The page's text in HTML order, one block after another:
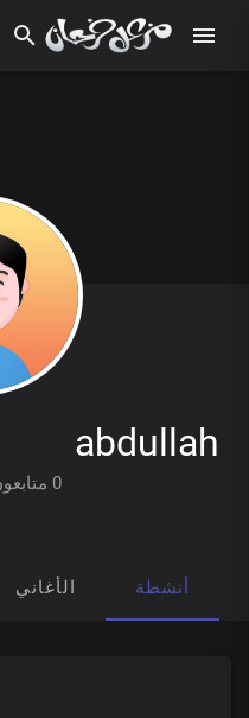
abdullah
0 متابعون
أنشطة الأغاني